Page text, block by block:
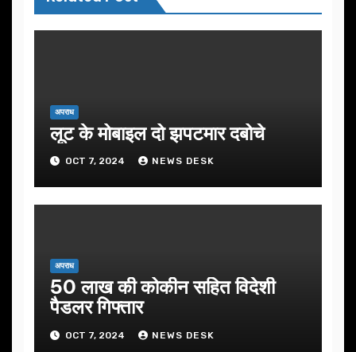
अपराध
लूट के मोबाइल दो झपटमार दबोचे
OCT 7, 2024 NEWS DESK
अपराध
50 लाख की कोकीन सहित विदेशी
पैडलर गिफ्तार
OCT 7, 2024 NEWS DESK